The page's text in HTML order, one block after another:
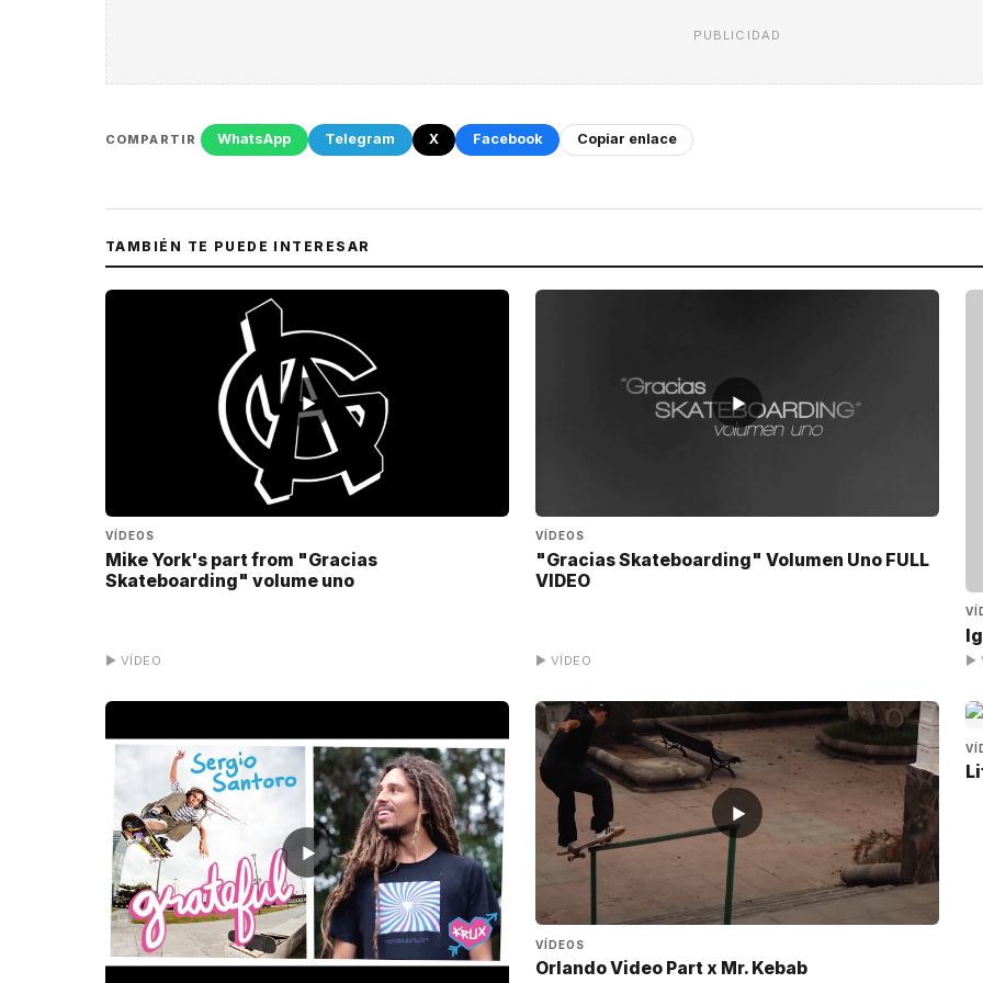
PUBLICIDAD
COMPARTIR WhatsApp Telegram X Facebook Copiar enlace
TAMBIÉN TE PUEDE INTERESAR
▶
VÍDEOS
Mike York's part from "Gracias
Skateboarding" volume uno
▶ VÍDEO
▶
VÍDEOS
"Gracias Skateboarding" Volumen Uno FULL
VIDEO
▶ VÍDEO ▶
▶
▶
VÍDEOS
Orlando Video Part x Mr. Kebab